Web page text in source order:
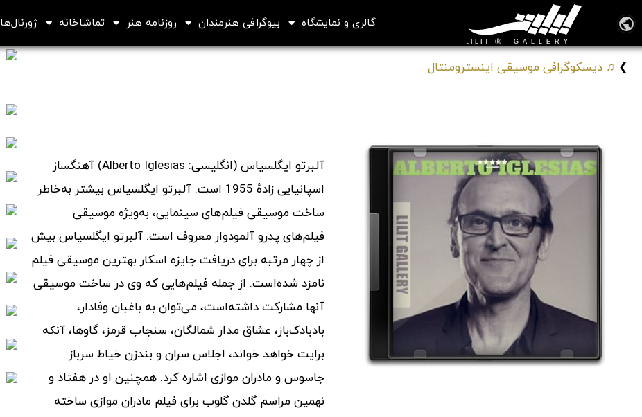
گالری و نمایشگاه بیوگرافی هنرمندان روزنامه هنر تماشاخانه ژورنال‌ها
❯ ♫ دیسکوگرافی موسیقی اینسترومنتال
آلبرتو ایگلسیاس (انگلیسی: Alberto Iglesias) آهنگساز
اسپانیایی زادهٔ 1955 است. آلبرتو ایگلسیاس بیشتر به‌خاطر
ساخت موسیقی فیلم‌های سینمایی، به‌ویژه موسیقی
فیلم‌های پدرو آلمودوار معروف است. آلبرتو ایگلسیاس بیش
از چهار مرتبه برای دریافت جایزه اسکار بهترین موسیقی فیلم
نامزد شده‌است. از جمله فیلم‌هایی که وی در ساخت موسیقی
آنها مشارکت داشته‌است، می‌توان به باغبان وفادار،
بادبادک‌باز، عشاق مدار شمالگان، سنجاب قرمز، گاوها، آنکه
برایت خواهد خواند، اجلاس سران و بندزن خیاط سرباز
جاسوس و مادران موازی اشاره کرد. همچنین او در هفتاد و
نهمین مراسم گلدن گلوب برای فیلم مادران موازی ساخته